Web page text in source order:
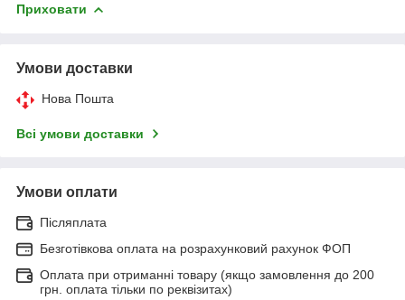
Приховати
Умови доставки
Нова Пошта
Всі умови доставки
Умови оплати
Післяплата
Безготівкова оплата на розрахунковий рахунок ФОП
Оплата при отриманні товару (якщо замовлення до 200
грн. оплата тільки по реквізитах)